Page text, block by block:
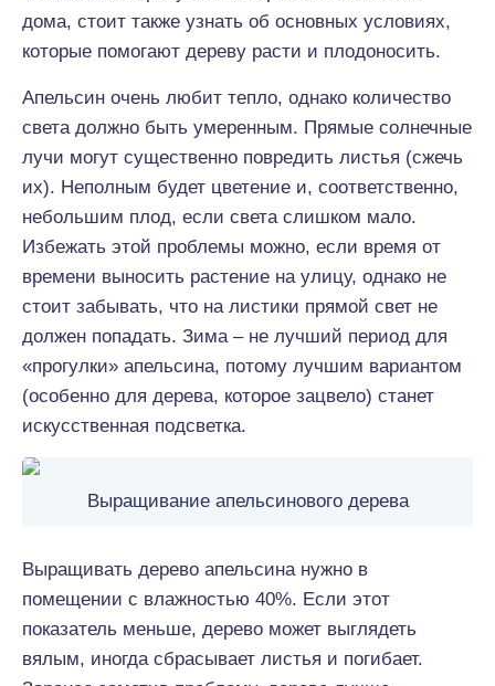
дома, стоит также узнать об основных условиях,
которые помогают дереву расти и плодоносить.
Апельсин очень любит тепло, однако количество
света должно быть умеренным. Прямые солнечные
лучи могут существенно повредить листья (сжечь
их). Неполным будет цветение и, соответственно,
небольшим плод, если света слишком мало.
Избежать этой проблемы можно, если время от
времени выносить растение на улицу, однако не
стоит забывать, что на листики прямой свет не
должен попадать. Зима – не лучший период для
«прогулки» апельсина, потому лучшим вариантом
(особенно для дерева, которое зацвело) станет
искусственная подсветка.
Выращивание апельсинового дерева
Выращивать дерево апельсина нужно в
помещении с влажностью 40%. Если этот
показатель меньше, дерево может выглядеть
вялым, иногда сбрасывает листья и погибает.